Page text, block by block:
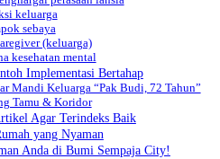
keluarga
sebaya
(keluarga)
kesehatan mental
Implementasi Bertahap
Mandi Keluarga “Pak Budi, 72 Tahun”
Tamu & Koridor
Agar Terindeks Baik
yang Nyaman
Anda di Bumi Sempaja City!